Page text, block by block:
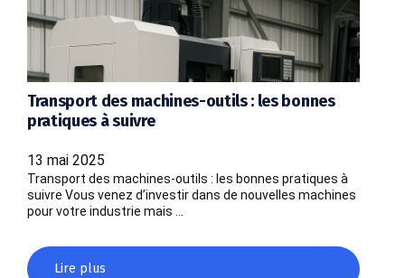
Transport des machines-outils : les bonnes
pratiques à suivre
13 mai 2025
Transport des machines-outils : les bonnes pratiques à
suivre Vous venez d’investir dans de nouvelles machines
pour votre industrie mais …
Lire plus